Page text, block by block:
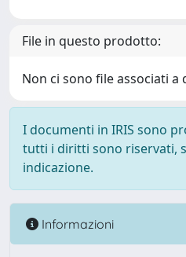
File in questo prodotto:
Non ci sono file associati
I documenti in IRIS sono
tutti i diritti sono riservati,
indicazione.
Informazioni